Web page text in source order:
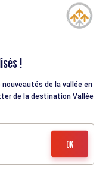
!
de la vallée en
de la destination Vallée